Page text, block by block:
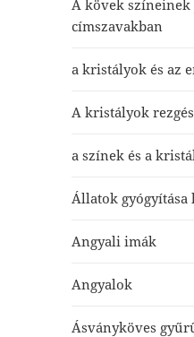
A kövek színeinek
címszavakban
a kristályok és az
A kristályok
a színek és a
Állatok
Angyali imák
Angyalok
Ásványköves